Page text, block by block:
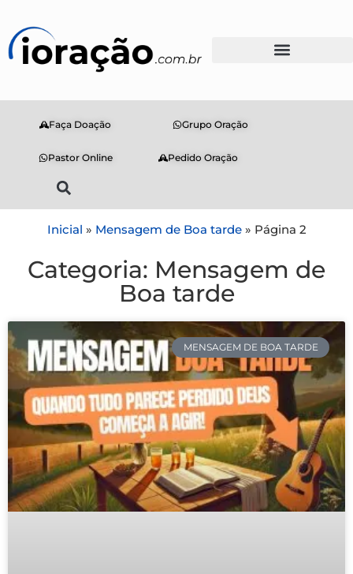
Faça Doação Grupo Oração
Pastor Online Pedido Oração
Inicial » Mensagem de Boa tarde» Página 2
Categoria: Mensagem de
Boa tarde
MENSAGEM DE BOA TARDE